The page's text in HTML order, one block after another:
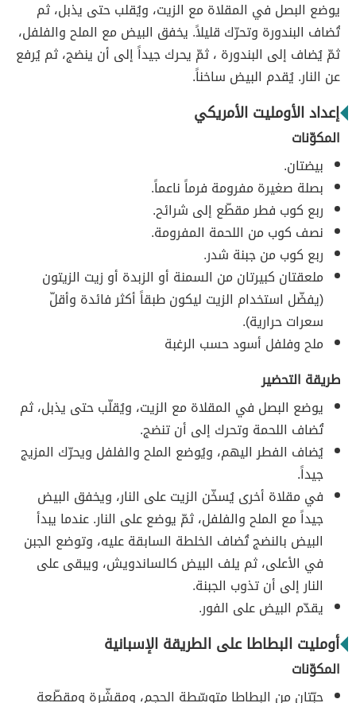
يوضع البصل في المقلاة مع الزيت، ويُقلب حتى يذبل، ثم
تُضاف البندورة وتحرّك قليلاً. يخفق البيض مع الملح والفلفل،
ثمّ يُضاف إلى البندورة ، ثمّ يحرك جيداً إلى أن ينضج، ثم يُرفع
عن النار. يُقدم البيض ساخناً.
إعداد الأومليت الأمريكي
المكوّنات
بيضتان.
بصلة صغيرة مفرومة فرماً ناعماً.
ربع كوب فطر مقطّع إلى شرائح.
نصف كوب من اللحمة المفرومة.
ربع كوب من جبنة شدر.
ملعقتان كبيرتان من السمنة أو الزبدة أو زيت الزيتون
(يفضّل استخدام الزيت ليكون طبقاً أكثر فائدة وأقلّ
سعرات حرارية).
ملح وفلفل أسود حسب الرغبة
طريقة التحضير
يوضع البصل في المقلاة مع الزيت، ويُقلّب حتى يذبل، ثم
تُضاف اللحمة وتحرك إلى أن تنضج.
يُضاف الفطر اليهم، ويُوضع الملح والفلفل ويحرّك المزيج
جيداً.
في مقلاة أخرى يُسخّن الزيت على النار، ويخفق البيض
جيداً مع الملح والفلفل، ثمّ يوضع على النار. عندما يبدأ
البيض بالنضج تُضاف الخلطة السابقة عليه، وتوضع الجبن
في الأعلى، ثم يلف البيض كالساندويش، ويبقى على
النار إلى أن تذوب الجبنة.
يقدّم البيض على الفور.
أومليت البطاطا على الطريقة الإسبانية
المكوّنات
حبّتان من البطاطا متوسّطة الحجم، ومقشّرة ومقطّعة